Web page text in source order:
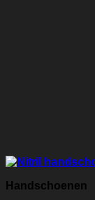
Handschoenen